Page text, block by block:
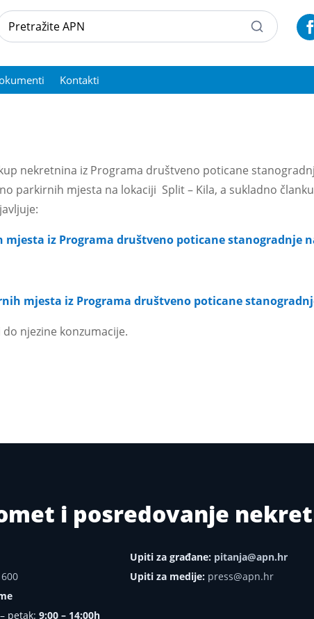
Kontakti
nekretnina iz Programa društveno poticane
parkirnih mjesta na lokaciji Split – Kila, a sukladno
iz Programa društveno poticane stanogradnje
mjesta iz Programa društveno poticane
njezine konzumacije.
i posredovanje
petak:9:00 – 14:00h
Upiti za građane: pitanja@apn.hr
Upiti za medije: press@apn.hr